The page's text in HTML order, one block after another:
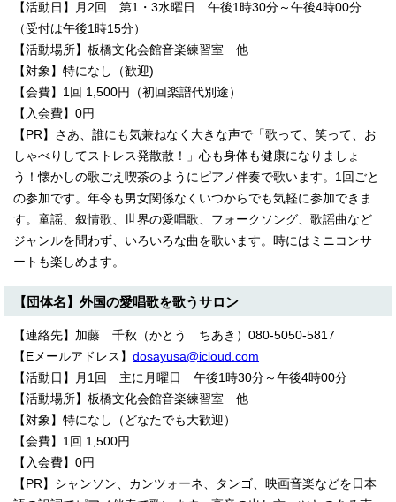
【活動日】月2回 第1・3水曜日 午後1時30分～午後4時00分
（受付は午後1時15分）
【活動場所】板橋文化会館音楽練習室 他
【対象】特になし（歓迎)
【会費】1回 1,500円（初回楽譜代別途）
【入会費】0円
【PR】さあ、誰にも気兼ねなく大きな声で「歌って、笑って、お
しゃべりしてストレス発散散！」心も身体も健康になりましょ
う！懐かしの歌ごえ喫茶のようにピアノ伴奏で歌います。1回ごと
の参加です。年令も男女関係なくいつからでも気軽に参加できま
す。童謡、叙情歌、世界の愛唱歌、フォークソング、歌謡曲など
ジャンルを問わず、いろいろな曲を歌います。時にはミニコンサ
ートも楽しめます。
【団体名】外国の愛唱歌を歌うサロン
【連絡先】加藤 千秋（かとう ちあき）080-5050-5817
【Eメールアドレス】 dosayusa@icloud.com
【活動日】月1回 主に月曜日 午後1時30分～午後4時00分
【活動場所】板橋文化会館音楽練習室 他
【対象】特になし（どなたでも大歓迎）
【会費】1回 1,500円
【入会費】0円
【PR】シャンソン、カンツォーネ、タンゴ、映画音楽などを日本